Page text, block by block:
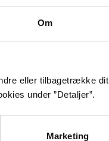
Om
eller tilbagetrække dit
under ”Detaljer”.
Marketing